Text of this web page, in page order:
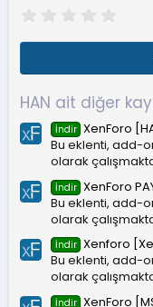
0
l
d
ı
z
HAN ait diğer
İndir XenForo
Bu eklenti, add-
olarak
İndir XenForo
Bu eklenti, add-
olarak
İndir Xenforo
Bu eklenti, add-
olarak
İndir XenForo